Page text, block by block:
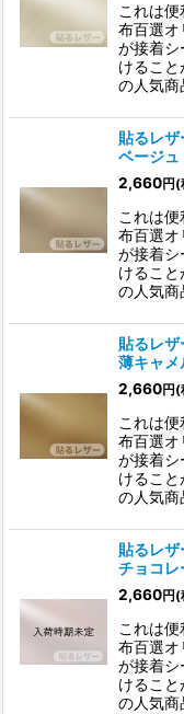
これは
布百選オ
が接着シ
けるこ
の人気
貼るレ
ベージュ
2,660円(
これは
布百選オ
が接着シ
けるこ
の人気
貼るレ
薄キャメ
2,660円(
これは
布百選オ
が接着シ
けるこ
の人気
貼るレ
チョコレ
2,660円(
これは
布百選オ
が接着シ
けるこ
の人気